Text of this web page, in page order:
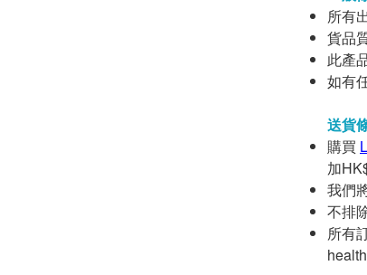
所有
貨品
此產
如有
送貨
購買
加
我們
不排
所有